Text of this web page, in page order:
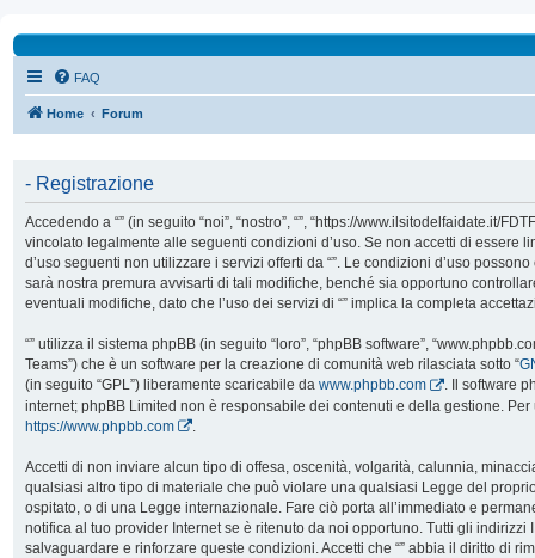
FAQ
Home Forum
- Registrazione
Accedendo a “” (in seguito “noi”, “nostro”, “”, “https://www.ilsitodelfaidate.it/
vincolato legalmente alle seguenti condizioni d’uso. Se non accetti di essere
d’uso seguenti non utilizzare i servizi offerti da “”. Le condizioni d’uso
sarà nostra premura avvisarti di tali modifiche, benché sia opportuno
eventuali modifiche, dato che l’uso dei servizi di “” implica la completa
“” utilizza il sistema phpBB (in seguito “loro”, “phpBB software”,
Teams”) che è un software per la creazione di comunità web rilasciata sotto “
(in seguito “GPL”) liberamente scaricabile da www.phpbb.com
. Il software
internet; phpBB Limited non è responsabile dei contenuti e della gestione.
https://www.phpbb.com
Accetti di non inviare alcun tipo di offesa, oscenità, volgarità, calunnia,
qualsiasi altro tipo di materiale che può violare una qualsiasi Legge del
ospitato, o di una Legge internazionale. Fare ciò porta all’immediato e
notifica al tuo provider Internet se è ritenuto da noi opportuno. Tutti gli indirizzi
salvaguardare e rinforzare queste condizioni. Accetti che “” abbia il diritto di